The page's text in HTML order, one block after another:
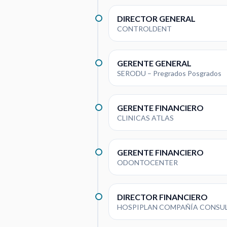
DIRECTOR GENERAL
CONTROLDENT
GERENTE GENERAL
SERODU – Pregrados Posgrados
GERENTE FINANCIERO
CLINICAS ATLAS
GERENTE FINANCIERO
ODONTOCENTER
DIRECTOR FINANCIERO
HOSPIPLAN COMPAÑÍA